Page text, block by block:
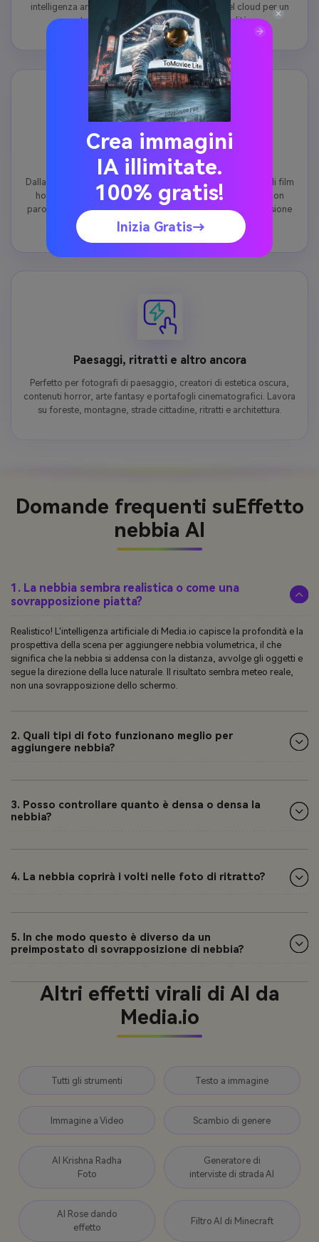
intelligenza artificiale funziona in modo sicuro nel cloud per un
output di nebbia immediato e di alta qualità.
Qualsiasi scena, qualsiasi stile di nebbia
Dalla morbida nebbia mattutina in un prato alla fitta nebbia di film
horror in un vicolo buio: descrivi qualsiasi stile di nebbia con
parole. La nostra intelligenza artificiale interpreta con precisione
tutto, dalla "foschia sottile" alla "smog apocalittico".
Paesaggi, ritratti e altro ancora
Perfetto per fotografi di paesaggio, creatori di estetica oscura,
contenuti horror, arte fantasy e portafogli cinematografici. Lavora
su foreste, montagne, strade cittadine, ritratti e architettura.
Domande frequenti suEffetto
nebbia AI
1. La nebbia sembra realistica o come una
sovrapposizione piatta?
Realistico! L'intelligenza artificiale di Media.io capisce la profondità e la
prospettiva della scena per aggiungere nebbia volumetrica, il che
significa che la nebbia si addensa con la distanza, avvolge gli oggetti e
segue la direzione della luce naturale. Il risultato sembra meteo reale,
non una sovrapposizione dello schermo.
2. Quali tipi di foto funzionano meglio per
aggiungere nebbia?
3. Posso controllare quanto è densa o densa la
nebbia?
4. La nebbia coprirà i volti nelle foto di ritratto?
5. In che modo questo è diverso da un
preimpostato di sovrapposizione di nebbia?
Altri effetti virali di AI da
Media.io
Tutti gli strumenti Testo a immagine
Immagine a Video Scambio di genere
AI Krishna Radha
Foto
Generatore di
interviste di strada AI
AI Rose dando
effetto
Filtro AI di Minecraft
Crea immagini
IA illimitate.
100% gratis!
Inizia Gratis→